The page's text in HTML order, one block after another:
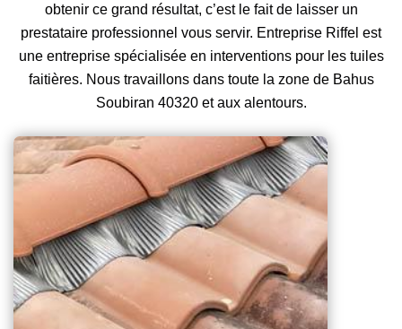
obtenir ce grand résultat, c’est le fait de laisser un
prestataire professionnel vous servir. Entreprise Riffel est
une entreprise spécialisée en interventions pour les tuiles
faitières. Nous travaillons dans toute la zone de Bahus
Soubiran 40320 et aux alentours.